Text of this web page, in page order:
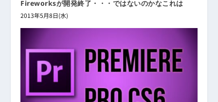
Fireworksが開発終了・・・ではないのかなこれは
2013年5月8日(水)